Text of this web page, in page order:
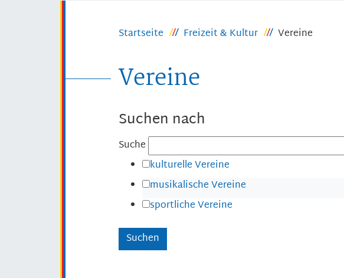
Startseite Freizeit & Kultur Vereine
Vereine
Suchen nach
Suche
kulturelle Vereine
musikalische Vereine
sportliche Vereine